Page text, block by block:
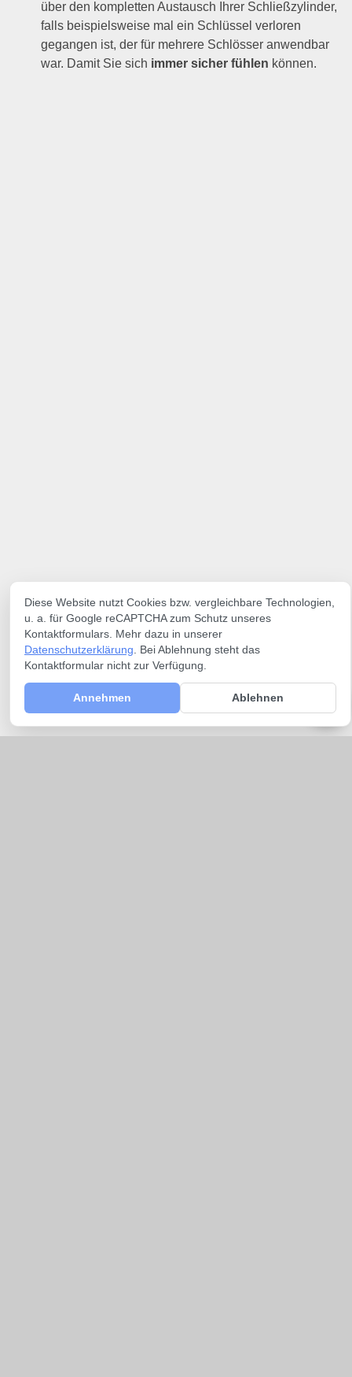
über den kompletten Austausch Ihrer Schließzylinder,
falls beispielsweise mal ein Schlüssel verloren
gegangen ist, der für mehrere Schlösser anwendbar
war. Damit Sie sich immer sicher fühlen können.
Diese Website nutzt Cookies bzw. vergleichbare Technologien,
u. a. für Google reCAPTCHA zum Schutz unseres
Kontaktformulars. Mehr dazu in unserer
Datenschutzerklärung . Bei Ablehnung steht das
Kontaktformular nicht zur Verfügung.
Annehmen Ablehnen